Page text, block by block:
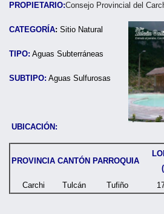
PROPIETARIO:Consejo Provincial del
CATEGORÍA: Sitio Natural
TIPO: Aguas Subterráneas
SUBTIPO: Aguas Sulfurosas
UBICACIÓN:
PROVINCIA CANTÓN PARROQUIA
Carchi
Tulcán Tufiño